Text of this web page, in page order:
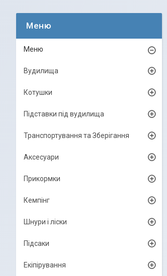
Меню
Вудилища
Котушки
Підставки під вудилища
Транспортування та Зберігання
Аксесуари
Прикормки
Кемпінг
Шнури і ліски
Підсаки
Екіпірування